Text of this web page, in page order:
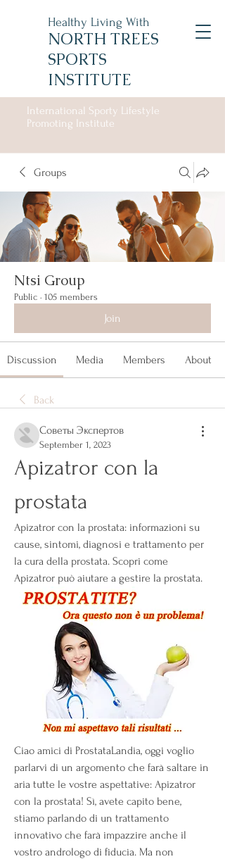
Healthy Living With
NORTH TREES
SPORTS
INSTITUTE
International Sporty Lifestyle
Promoting Institute
Groups
Ntsi Group
Public · 105 members
Join
Discussion Media Members About
Back
Советы Экспертов
September 1, 2023
Apizatror con la
prostata
Apizatror con la prostata: informazioni su
cause, sintomi, diagnosi e trattamento per
la cura della prostata. Scopri come
Apizatror può aiutare a gestire la prostata.
Ciao amici di ProstataLandia, oggi voglio
parlarvi di un argomento che farà saltare in
aria tutte le vostre aspettative: Apizatror
con la prostata! Sì, avete capito bene,
stiamo parlando di un trattamento
innovativo che farà impazzire anche il
vostro andrologo di fiducia. Ma non